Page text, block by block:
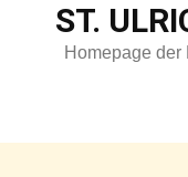
ST.
Homepage